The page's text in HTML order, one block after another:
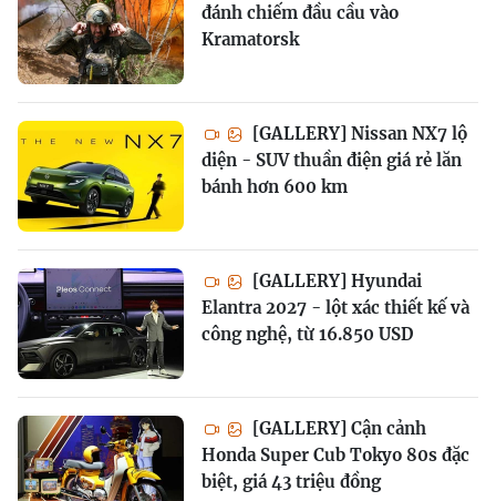
đánh chiếm đầu cầu vào
Kramatorsk
[GALLERY] Nissan NX7 lộ
diện - SUV thuần điện giá rẻ lăn
bánh hơn 600 km
[GALLERY] Hyundai
Elantra 2027 - lột xác thiết kế và
công nghệ, từ 16.850 USD
[GALLERY] Cận cảnh
Honda Super Cub Tokyo 80s đặc
biệt, giá 43 triệu đồng